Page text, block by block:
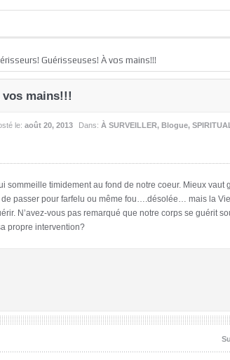
Guérisseuses! À vos mains!!!
mains!!!
le: août 20, 2013 Dans: À SURVEILLER, Blogue,
sommeille timidement au fond de notre coeur. Mieux vaut
passer pour farfelu ou même fou….désolée… mais la
N’avez-vous pas remarqué que notre corps se guérit
propre intervention?